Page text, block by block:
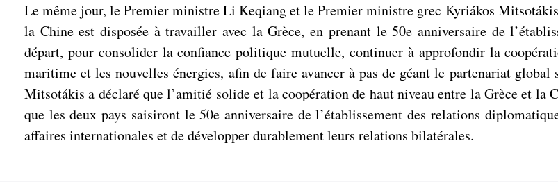
Le même jour, le Premier ministre Li Keqiang et le Premier ministre grec Kyriákos
la Chine est disposée à travailler avec la Grèce, en prenant le 50e anniversaire de
départ, pour consolider la confiance politique mutuelle, continuer à approfondir la
maritime et les nouvelles énergies, afin de faire avancer à pas de géant le partenariat
Mitsotákis a déclaré que l’amitié solide et la coopération de haut niveau entre la Grèce et la
que les deux pays saisiront le 50e anniversaire de l’établissement des relations
affaires internationales et de développer durablement leurs relations bilatérales.